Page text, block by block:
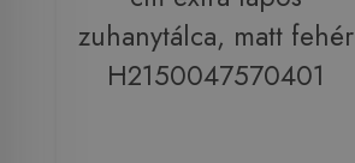
zuhanytálca, matt fehér
H2150047570401